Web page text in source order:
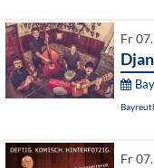
Fr
Fr